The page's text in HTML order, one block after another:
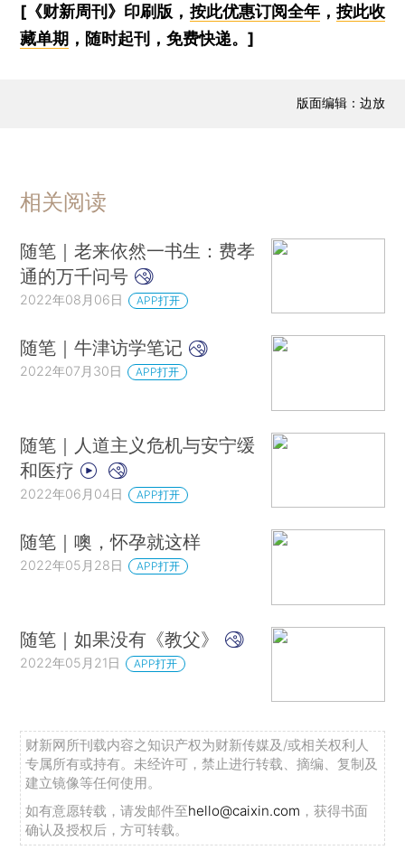
[《财新周刊》印刷版， 按此优惠订阅全年， 按此收
藏单期 ，随时起刊，免费快递。]
版面编辑：边放
相关阅读
随笔｜老来依然一书生：费孝
通的万千问号
2022年08月06日 APP打开
随笔｜牛津访学笔记
2022年07月30日 APP打开
随笔｜人道主义危机与安宁缓
和医疗
2022年06月04日 APP打开
随笔｜噢，怀孕就这样
2022年05月28日 APP打开
随笔｜如果没有《教父》
2022年05月21日 APP打开
财新网所刊载内容之知识产权为财新传媒及/或相关权利人
专属所有或持有。未经许可，禁止进行转载、摘编、复制及
建立镜像等任何使用。
如有意愿转载，请发邮件至hello@caixin.com ，获得书面
确认及授权后，方可转载。